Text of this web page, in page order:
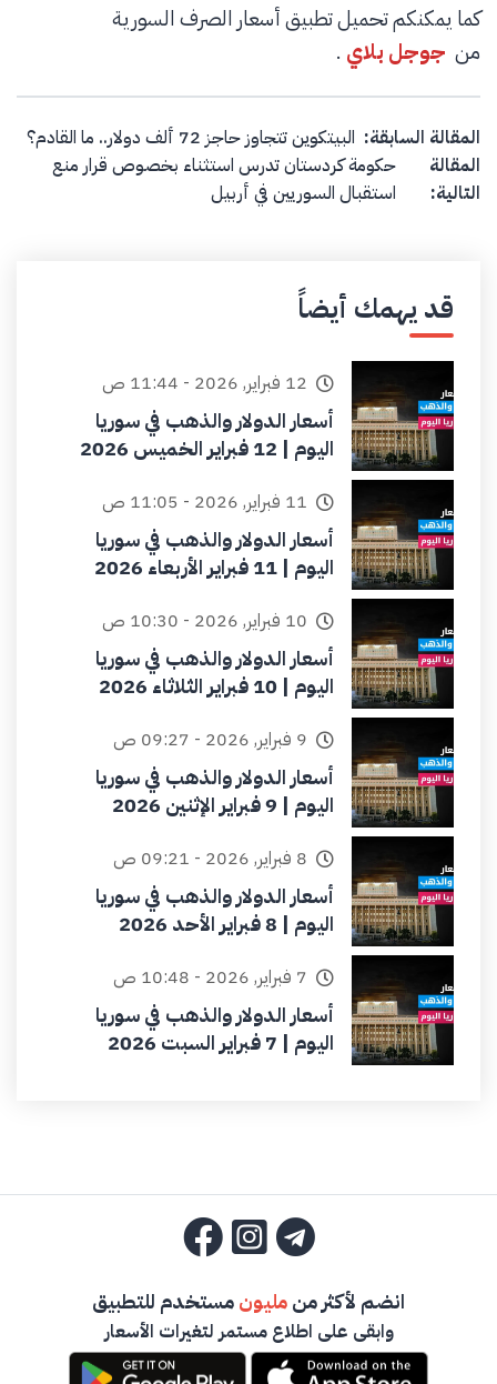
كما يمكنكم تحميل تطبيق أسعار الصرف السورية
من جوجل بلاي .
Post navigation
المقالة السابقة: البيتكوين تتجاوز حاجز 72 ألف دولار.. ما القادم؟
المقالة
التالية:
حكومة كردستان تدرس استثناء بخصوص قرار منع
استقبال السوريين في أربيل
قد يهمك أيضاً
12 فبراير, 2026 - 11:44 ص
أسعار الدولار والذهب في سوريا
اليوم | 12 فبراير الخميس 2026
11 فبراير, 2026 - 11:05 ص
أسعار الدولار والذهب في سوريا
اليوم | 11 فبراير الأربعاء 2026
10 فبراير, 2026 - 10:30 ص
أسعار الدولار والذهب في سوريا
اليوم | 10 فبراير الثلاثاء 2026
9 فبراير, 2026 - 09:27 ص
أسعار الدولار والذهب في سوريا
اليوم | 9 فبراير الإثنين 2026
8 فبراير, 2026 - 09:21 ص
أسعار الدولار والذهب في سوريا
اليوم | 8 فبراير الأحد 2026
7 فبراير, 2026 - 10:48 ص
أسعار الدولار والذهب في سوريا
اليوم | 7 فبراير السبت 2026
انضم لأكثر منمليونمستخدم للتطبيق
وابقى على اطلاع مستمر لتغيرات الأسعار